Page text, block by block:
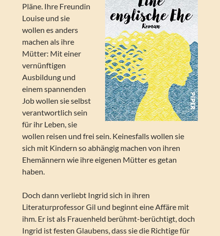
Pläne. Ihre Freundin
Louise und sie
wollen es anders
machen als ihre
Mütter: Mit einer
vernünftigen
Ausbildung und
einem spannenden
Job wollen sie selbst
verantwortlich sein
für ihr Leben, sie
wollen reisen und frei sein. Keinesfalls wollen sie
sich mit Kindern so abhängig machen von ihren
Ehemännern wie ihre eigenen Mütter es getan
haben.
Doch dann verliebt Ingrid sich in ihren
Literaturprofessor Gil und beginnt eine Affäre mit
ihm. Er ist als Frauenheld berühmt-berüchtigt, doch
Ingrid ist festen Glaubens, dass sie die Richtige für